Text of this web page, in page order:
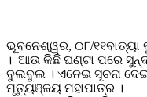
ଭୂବନେଶ୍ୱର, ୦୮/
। ଆଉ କିଛି ଘଣ୍ଟା ପରେ
ବୁଲବୁଲ । ଏନେଇ ସୂଚନା
ମୃତ୍ୟୁଞ୍ଜୟ ମହାପାତ୍ର ।